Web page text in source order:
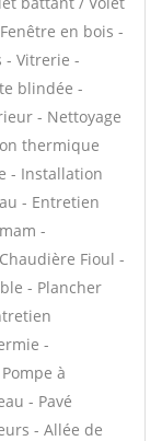
en bois -
- Vitrerie -
blindée -
- Nettoyage
thermique
- Installation
- Entretien
-
Fioul -
- Plancher
-
à
- Pavé
- Allée de